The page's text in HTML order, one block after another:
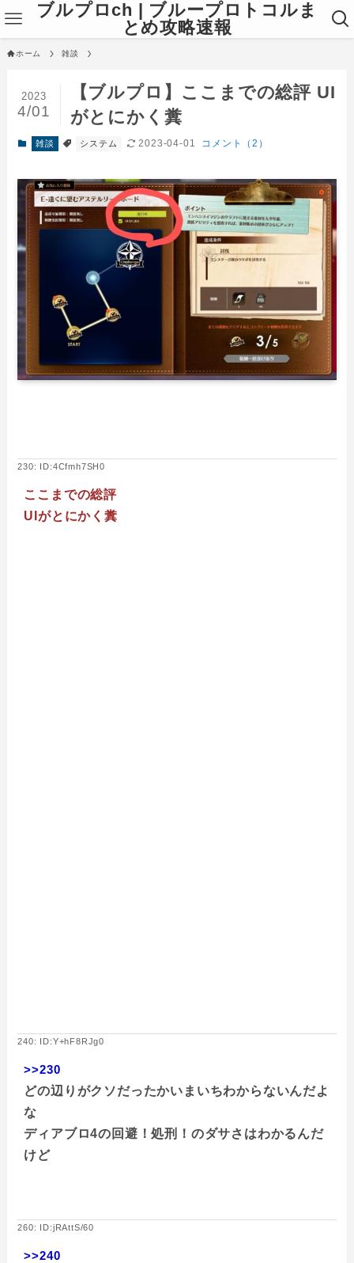
ブルプロch | ブループロトコルま
とめ攻略速報
ホーム 雑談
【ブルプロ】ここまでの総評 UI
がとにかく糞
2023
4/01
雑談 システム 2023-04-01 コメント（2）
230: ID:4Cfmh7SH0
ここまでの総評
UIがとにかく糞
240: ID:Y+hF8RJg0
>>230
どの辺りがクソだったかいまいちわからないんだよ
な
ディアブロ4の回避！処刑！のダサさはわかるんだ
けど
260: ID:jRAttS/60
>>240